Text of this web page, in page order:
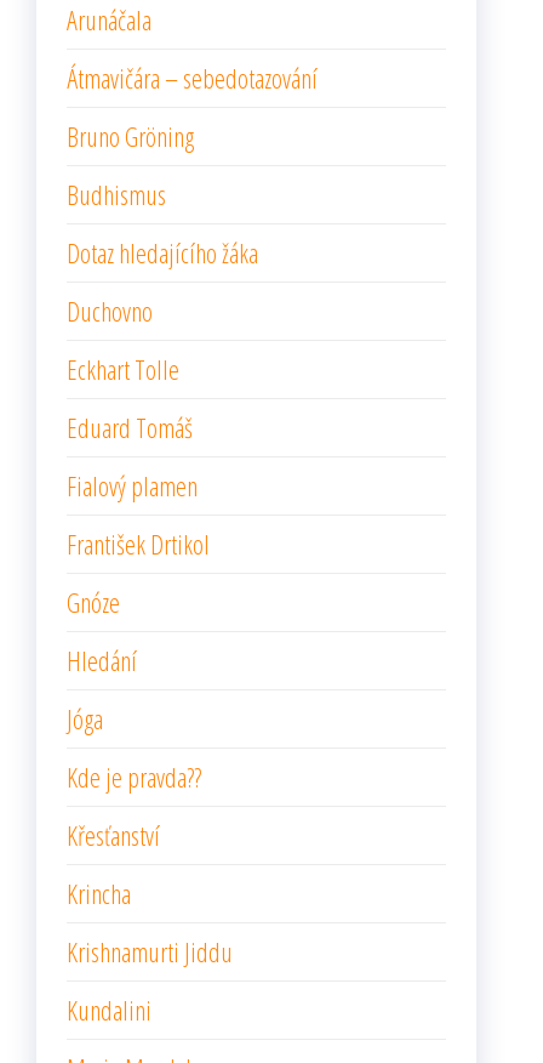
Arunáčala
Átmavičára – sebedotazování
Bruno Gröning
Budhismus
Dotaz hledajícího žáka
Duchovno
Eckhart Tolle
Eduard Tomáš
Fialový plamen
František Drtikol
Gnóze
Hledání
Jóga
Kde je pravda??
Křesťanství
Krincha
Krishnamurti Jiddu
Kundalini